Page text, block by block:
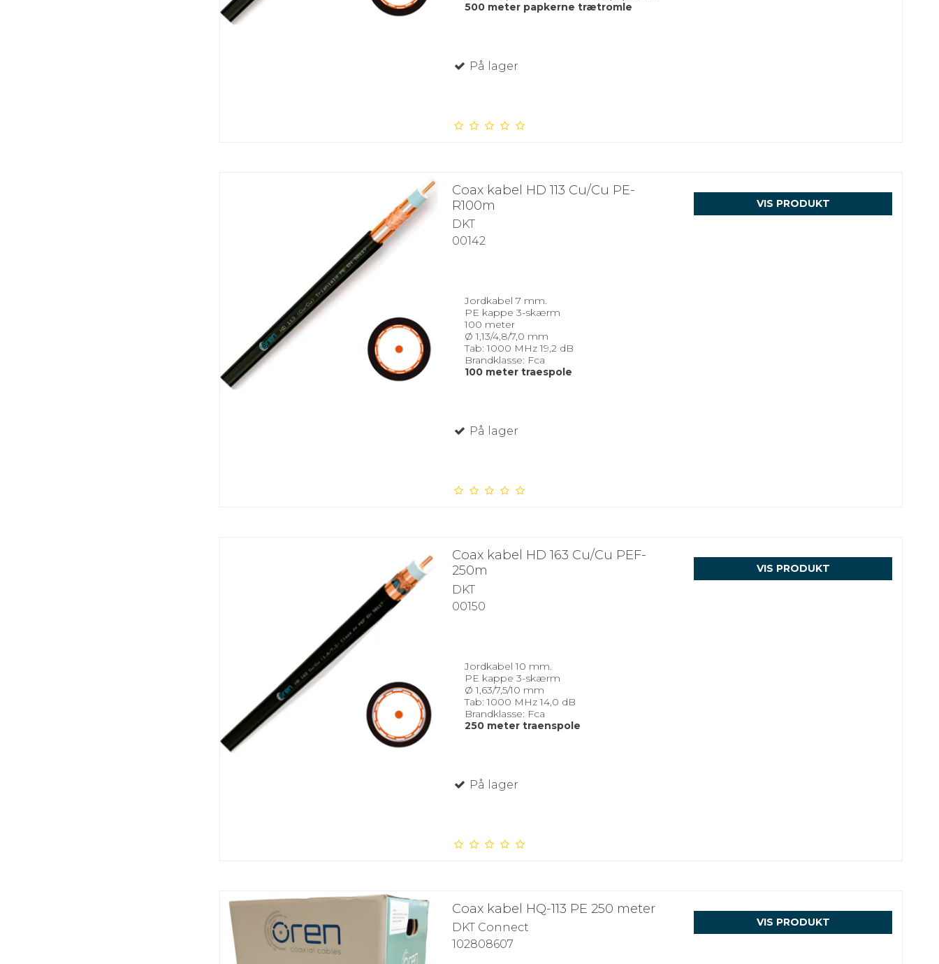
500 meter papkerne trætromle
På lager
Coax kabel HD 113 Cu/Cu PE-
R100m
DKT
00142
Jordkabel 7 mm.
PE kappe 3-skærm
100 meter
Ø 1,13/4,8/7,0 mm
Tab: 1000 MHz 19,2 dB
Brandklasse: Fca
100 meter traespole
På lager
VIS PRODUKT
Coax kabel HD 163 Cu/Cu PEF-
250m
DKT
00150
Jordkabel 10 mm.
PE kappe 3-skærm
Ø 1,63/7,5/10 mm
Tab: 1000 MHz 14,0 dB
Brandklasse: Fca
250 meter traenspole
På lager
VIS PRODUKT
Coax kabel HQ-113 PE 250 meter
DKT Connect
102808607
VIS PRODUKT